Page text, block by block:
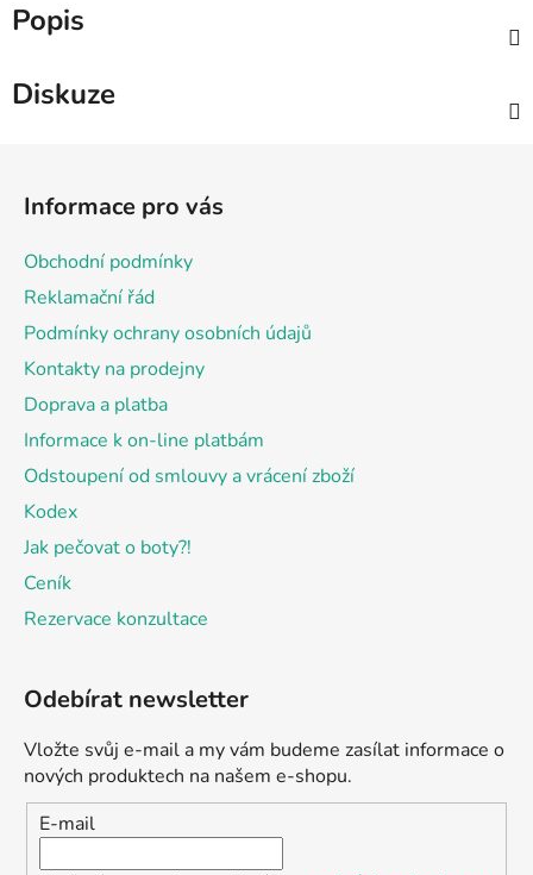
Popis
Diskuze
Informace pro vás
Obchodní podmínky
Reklamační řád
Podmínky ochrany osobních údajů
Kontakty na prodejny
Doprava a platba
Informace k on-line platbám
Odstoupení od smlouvy a vrácení zboží
Kodex
Jak pečovat o boty?!
Ceník
Rezervace konzultace
Odebírat newsletter
Vložte svůj e-mail a my vám budeme zasílat informace o
nových produktech na našem e-shopu.
E-mail